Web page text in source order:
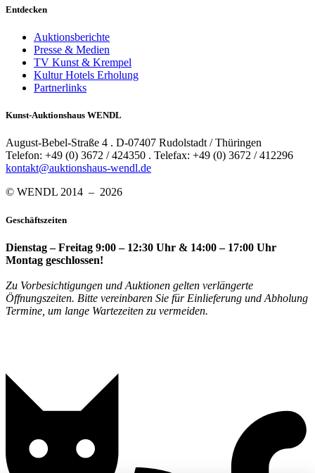
Entdecken
Auktionsberichte
Presse & Medien
TV Kunst & Krempel
Kultur Hotels Erholung
Partnerlinks
Kunst-Auktionshaus WENDL
August-Bebel-Straße 4 . D-07407 Rudolstadt / Thüringen
Telefon: +49 (0) 3672 / 424350 . Telefax: +49 (0) 3672 / 412296
kontakt@auktionshaus-wendl.de
© WENDL 2014 – 2026
Geschäftszeiten
Dienstag – Freitag 9:00 – 12:30 Uhr & 14:00 – 17:00 Uhr
Montag geschlossen!
Zu Vorbesichtigungen und Auktionen gelten verlängerte
Öffnungszeiten. Bitte vereinbaren Sie für Einlieferung und Abholung
Termine, um lange Wartezeiten zu vermeiden.